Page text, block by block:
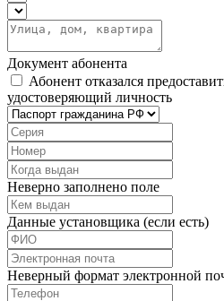
Документ абонента
Абонент отказался
удостоверяющий личность
Неверно заполнено поле
Данные установщика (если есть)
Неверный формат электронной